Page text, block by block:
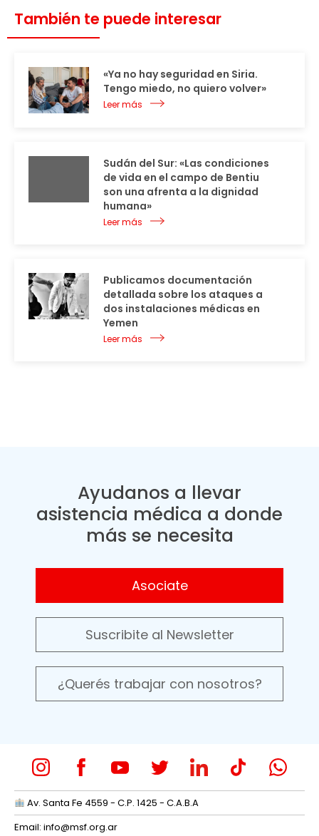
También te puede interesar
«Ya no hay seguridad en Siria.
Tengo miedo, no quiero volver»
Leer más
Sudán del Sur: «Las condiciones
de vida en el campo de Bentiu
son una afrenta a la dignidad
humana»
Leer más
Publicamos documentación
detallada sobre los ataques a
dos instalaciones médicas en
Yemen
Leer más
Ayudanos a llevar
asistencia médica a donde
más se necesita
Asociate
Suscribite al Newsletter
¿Querés trabajar con nosotros?
Av. Santa Fe 4559 - C.P. 1425 - C.A.B.A
Email: info@msf.org.ar